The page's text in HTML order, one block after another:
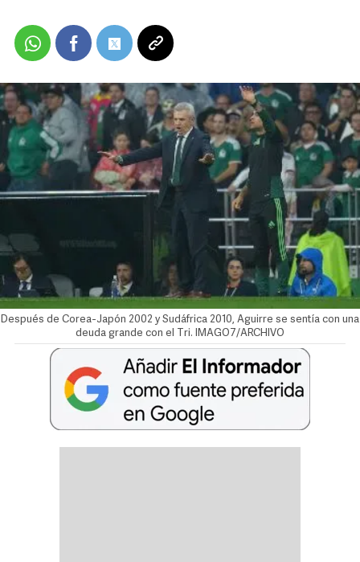
Después de Corea-Japón 2002 y Sudáfrica 2010, Aguirre se sentía con una
deuda grande con el Tri. IMAGO7/ARCHIVO